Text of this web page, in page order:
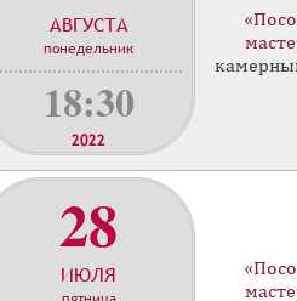
АВГУСТА
понедельник
18:30
2022
28
ИЮЛЯ